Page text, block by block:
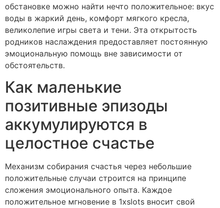
обстановке можно найти нечто положительное: вкус
воды в жаркий день, комфорт мягкого кресла,
великолепие игры света и тени. Эта открытость
родников наслаждения предоставляет постоянную
эмоциональную помощь вне зависимости от
обстоятельств.
Как маленькие
позитивные эпизоды
аккумулируются в
целостное счастье
Механизм собирания счастья через небольшие
положительные случаи строится на принципе
сложения эмоционального опыта. Каждое
положительное мгновение в 1xslots вносит свой